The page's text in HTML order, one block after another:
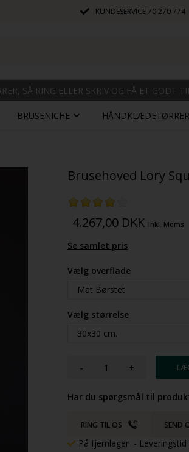
KUNDESERVICE70 270 774
SÅ RING ELLER SKRIV OG FÅ ET GODT
BRUSENICHE HÅNDKLÆDETØRRER
Brusehoved Lory
4.267,00 DKK Inkl. Moms
Se samlet pris
Vælg overflade
Vælg størrelse
- +
Har du spørgsmål til
RING TIL OS SEND
På fjernlager -